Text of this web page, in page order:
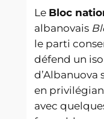
Le Bloc
albanovais
le parti
défend un
d’Albanuova
en
avec